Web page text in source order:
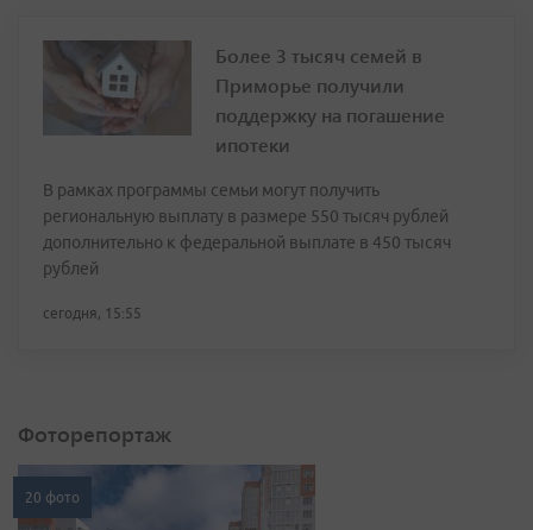
Более 3 тысяч семей в
Приморье получили
поддержку на погашение
ипотеки
В рамках программы семьи могут получить
региональную выплату в размере 550 тысяч рублей
дополнительно к федеральной выплате в 450 тысяч
рублей
сегодня, 15:55
Фоторепортаж
20 фото